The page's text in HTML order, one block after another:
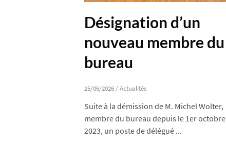
Désignation d’un
nouveau membre du
bureau
25/06/2026 /Actualités
Suite à la démission de M. Michel Wolter,
membre du bureau depuis le 1er octobre
2023, un poste de délégué ...